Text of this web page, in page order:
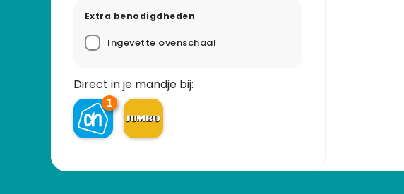
Extra benodigdheden
Ingevette ovenschaal
Direct in je mandje bij:
1